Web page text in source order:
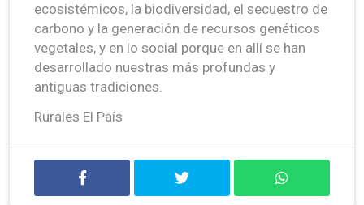
ecosistémicos, la biodiversidad, el secuestro de
carbono y la generación de recursos genéticos
vegetales, y en lo social porque en allí se han
desarrollado nuestras más profundas y
antiguas tradiciones.
Rurales El País